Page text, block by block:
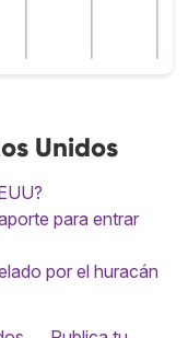
Unidos
para entrar
por el huracán